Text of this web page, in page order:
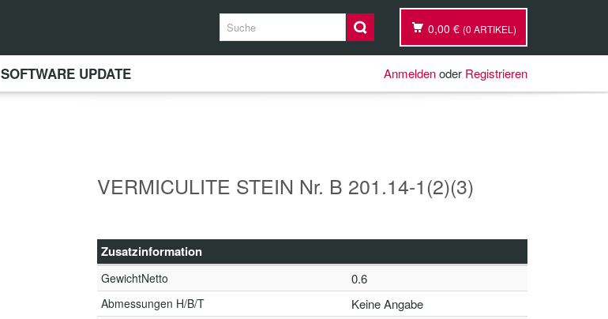
0,00 € (0 ARTIKEL)
SOFTWARE UPDATE Anmeldenoder Registrieren
VERMICULITE STEIN Nr. B 201.14-1(2)(3)
Zusatzinformation
GewichtNetto 0.6
Abmessungen H/B/T Keine Angabe